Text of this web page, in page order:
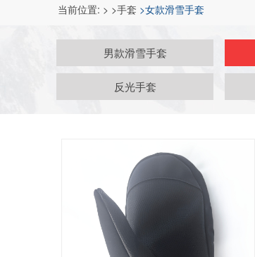
当前位置: > >手套 >女款滑雪手套
男款滑雪手套
反光手套